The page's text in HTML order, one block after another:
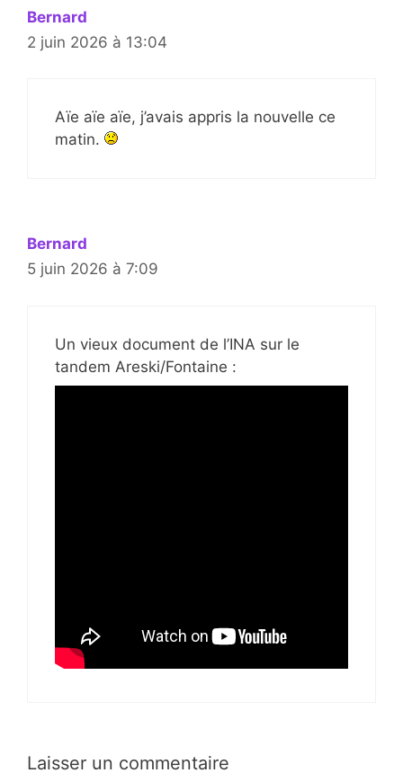
Bernard
2 juin 2026 à 13:04
Aïe aïe aïe, j’avais appris la nouvelle ce
matin.
Bernard
5 juin 2026 à 7:09
Un vieux document de l’INA sur le
tandem Areski/Fontaine :
Laisser un commentaire